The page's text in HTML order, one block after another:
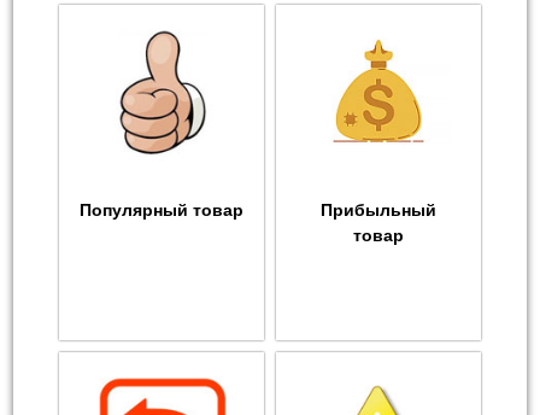
Популярный товар
Прибыльный
товар